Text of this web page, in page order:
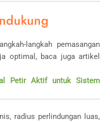
langkah pemasangan
optimal, baca juga artikel
Petir Aktif untuk Sistem
radius perlindungan luas,